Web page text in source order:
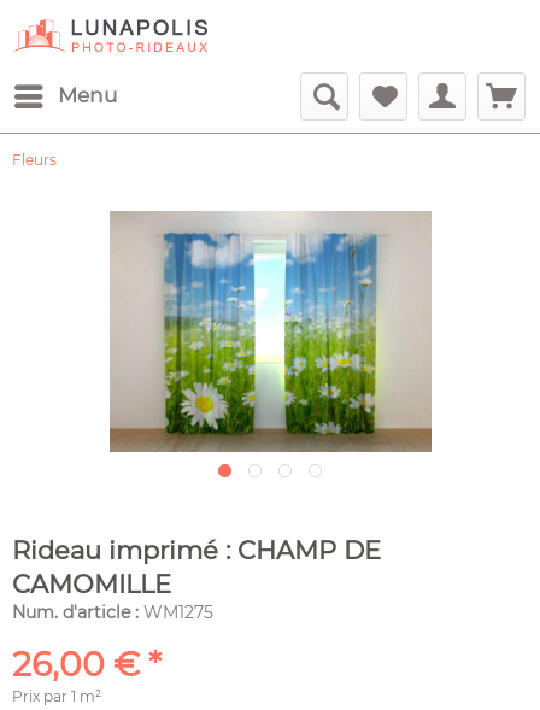
Menu
Fleurs
Rideau imprimé : CHAMP DE
CAMOMILLE
Num. d'article : WM1275
26,00 € *
Prix par 1 m²